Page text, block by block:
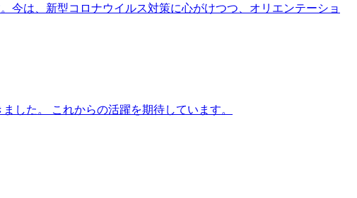
は、新型コロナウイルス対策に心がけつつ、オリエンテーショ
した。 これからの活躍を期待しています。